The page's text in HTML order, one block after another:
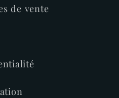
de vente